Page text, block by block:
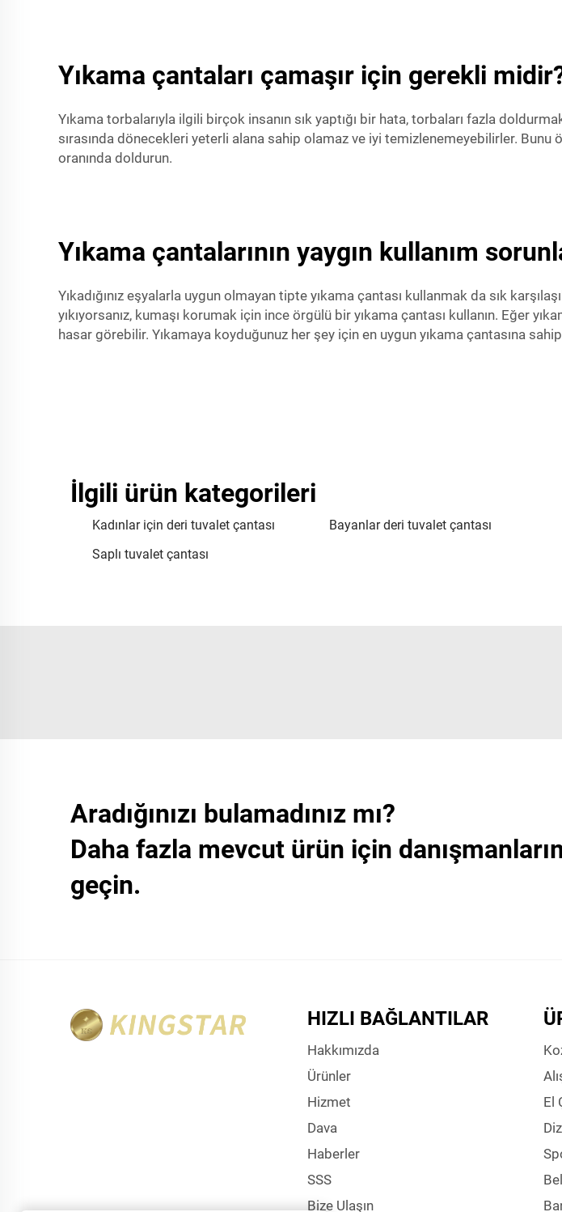
Yıkama çantaları çamaşır için gerekli
Yıkama torbalarıyla ilgili birçok insanın sık yaptığı bir hata, torbaları fazla
sırasında dönecekleri yeterli alana sahip olamaz ve iyi temizlenemeyebilirler.
oranında doldurun.
Yıkama çantalarının yaygın kullanım
Yıkadığınız eşyalarla uygun olmayan tipte yıkama çantası kullanmak da sık
yıkıyorsanız, kumaşı korumak için ince örgülü bir yıkama çantası kullanın. Eğer
hasar görebilir. Yıkamaya koyduğunuz her şey için en uygun yıkama çantasına
İlgili ürün kategorileri
Kadınlar için deri tuvalet çantası Bayanlar deri tuvalet çantası
Saplı tuvalet çantası
Aradığınızı bulamadınız mı?
Daha fazla mevcut ürün için
geçin.
HIZLI BAĞLANTILAR
Hakkımızda
Ürünler
Hizmet
Dava
Haberler
SSS
Bize Ulaşın
El